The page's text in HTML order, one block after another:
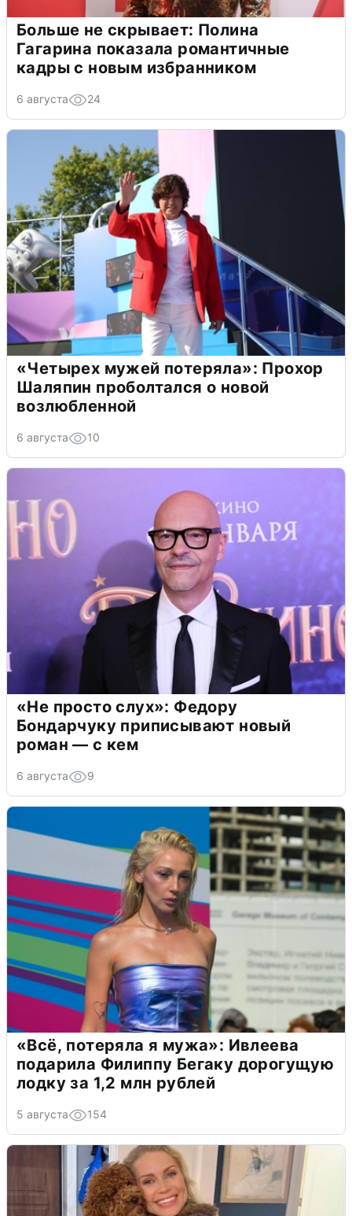
Больше не скрывает: Полина
Гагарина показала романтичные
кадры с новым избранником
6 августа 24
«Четырех мужей потеряла»: Прохор
Шаляпин проболтался о новой
возлюбленной
6 августа 10
«Не просто слух»: Федору
Бондарчуку приписывают новый
роман — с кем
6 августа 9
«Всё, потеряла я мужа»: Ивлеева
подарила Филиппу Бегаку дорогущую
лодку за 1,2 млн рублей
5 августа 154